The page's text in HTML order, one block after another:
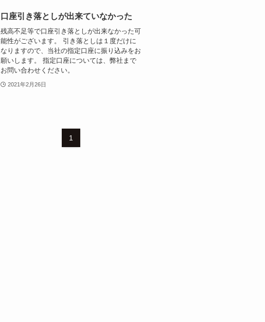
口座引き落としが出来ていなかった
残高不足等で口座引き落としが出来なかった可
能性がございます。 引き落としは１度だけに
なりますので、当社の指定口座に振り込みをお
願いします。 指定口座については、弊社まで
お問い合わせください。
2021年2月26日
1